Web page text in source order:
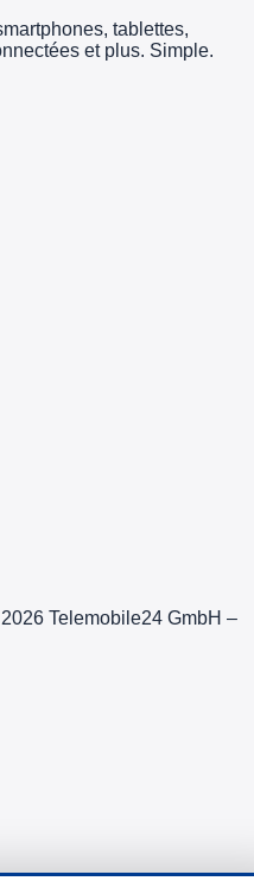
tablettes,
et plus. Simple.
Telemobile24 GmbH –